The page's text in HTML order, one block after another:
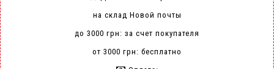
на склад Новой почты
до 3000 грн: за счет покупателя
от 3000 грн: бесплатно